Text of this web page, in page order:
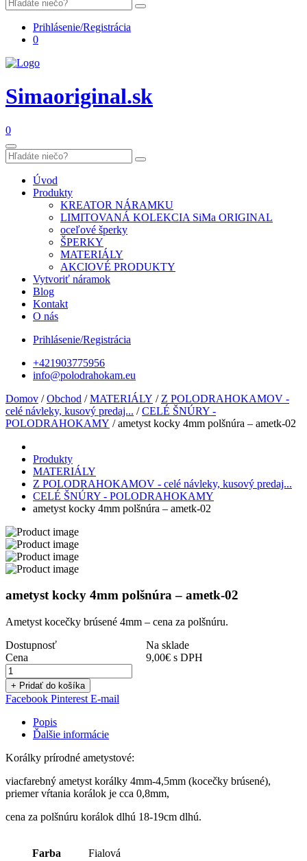
Prihlásenie/Registrácia
0
Simaoriginal.sk
0
Úvod
Produkty
KREATOR NÁRAMKU
LIMITOVANÁ KOLEKCIA SiMa ORIGINAL
oceľové šperky
ŠPERKY
MATERIÁLY
AKCIOVÉ PRODUKTY
Vytvoriť náramok
Blog
Kontakt
O nás
Prihlásenie/Registrácia
+421903775956
info@polodrahokam.eu
Domov /Obchod /MATERIÁLY / Z POLODRAHOKAMOV -
celé návleky, kusový predaj... /CELÉ ŠNÚRY -
POLODRAHOKAMY / ametyst kocky 4mm polšnúra – ametk-02
Produkty
MATERIÁLY
Z POLODRAHOKAMOV - celé návleky, kusový predaj...
CELÉ ŠNÚRY - POLODRAHOKAMY
ametyst kocky 4mm polšnúra – ametk-02
ametyst kocky 4mm polšnúra – ametk-02
Ametyst kocečky brúsené 4mm – cena za polšnúru.
Dostupnosť
Na sklade
Cena
9,00€ s DPH
+ Pridať do košíka
Facebook Pinterest E-mail
Popis
Ďalšie informácie
Korálky prírodné ametystové:
viacfarebný ametyst korálky 4mm-4,5mm (kocečky brúsené),
priemer vŕtania korálok je cca 0,8mm,
cena za polšnúru korálok dlhú 18-19cm dlhú.
Farba Fialová